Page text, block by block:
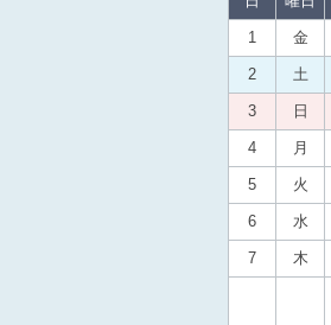
1 金
2 土
3 日
4 月
5 火
6 水
7 木